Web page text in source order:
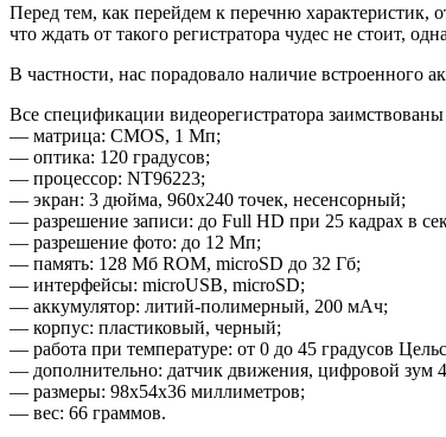
Перед тем, как перейдем к перечню характеристик,
что ждать от такого регистратора чудес не стоит,
В частности, нас порадовало наличие встроенного
Все спецификации видеорегистратора
— матрица: CMOS, 1 Мп;
— оптика: 120 градусов;
— процессор: NT96223;
— экран: 3 дюйма, 960х240 точек, несенсорный;
— разрешение записи: до Full HD при 25 кадрах в
— разрешение фото: до 12 Мп;
— память: 128 Мб ROM, microSD до 32 Гб;
— интерфейсы: microUSB, microSD;
— аккумулятор: литий-полимерный, 200 мАч;
— корпус: пластиковый, черный;
— работа при температуре: от 0 до 45 градусов
— дополнительно: датчик движения, цифровой зум
— размеры: 98х54х36 миллиметров;
— вес: 66 граммов.